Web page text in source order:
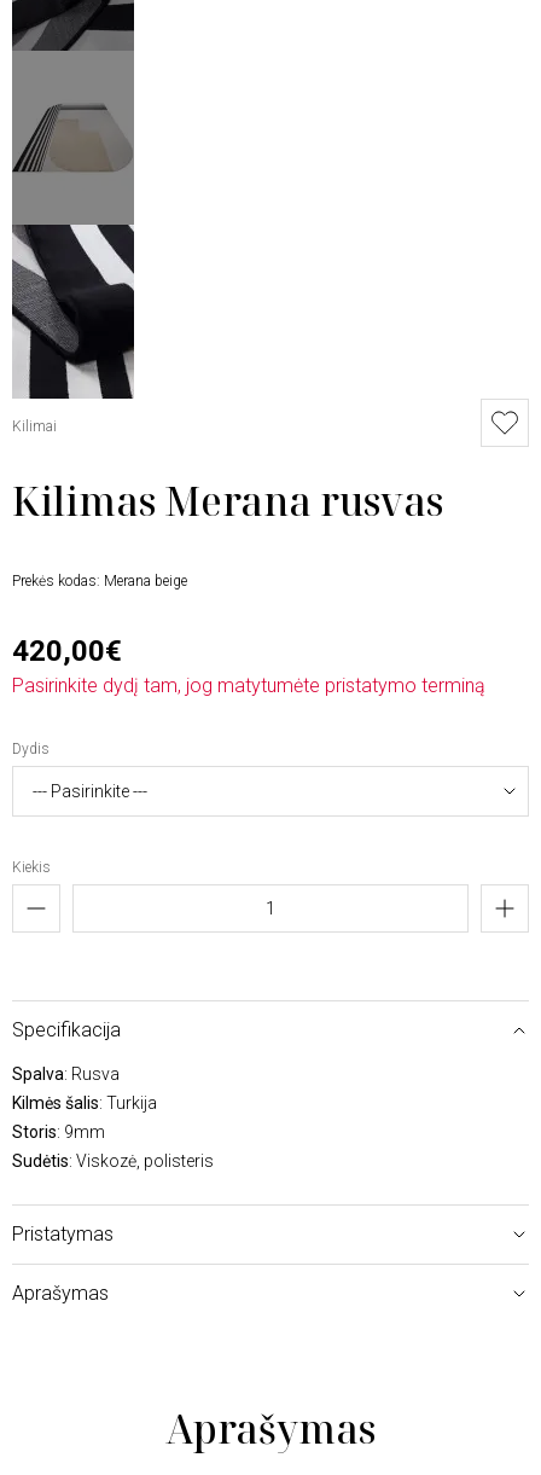
Kilimai
Kilimas Merana rusvas
Prekės kodas: Merana beige
420,00€
Pasirinkite dydį tam, jog matytumėte pristatymo terminą
Dydis
Kiekis
Specifikacija
Spalva: Rusva
Kilmės šalis: Turkija
Storis: 9mm
Sudėtis: Viskozė, polisteris
Pristatymas
Aprašymas
Aprašymas